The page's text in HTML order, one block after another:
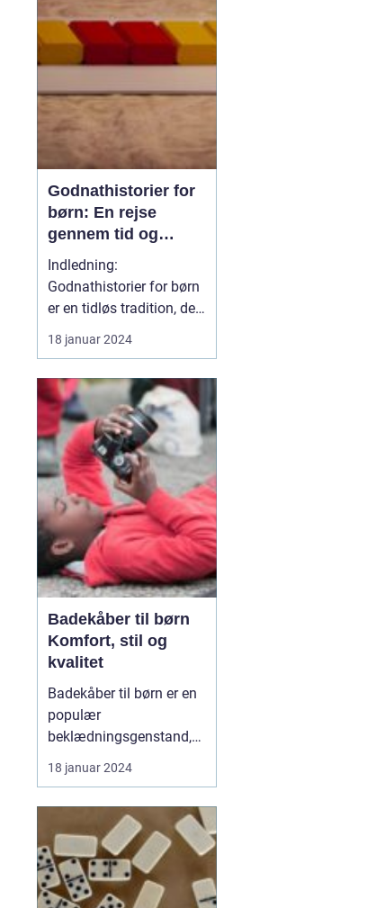
ernæringsrig måltid, men
også om at skabe en
positiv madoplevelse,
Godnathistorier for
børn: En rejse
gennem tid og
fantasi
Indledning:
Godnathistorier for børn
er en tidløs tradition, der
har beriget generationer
af små læsere og lyttere.
underholdende og
lærerige og hører til i
kategorien af klassiske
fortællinger, der
fremkalder et smil og et
gl...
18 januar 2024
Badekåber til børn
Komfort, stil og
kvalitet
Badekåber til børn er en
populær
beklædningsgenstand,
der tilbyder både
komfort og stil. Uanset
forfriskende svømmetur,
et behageligt bad eller
bare som en hyggelig
påklædning derhjemme,
18 januar 2024